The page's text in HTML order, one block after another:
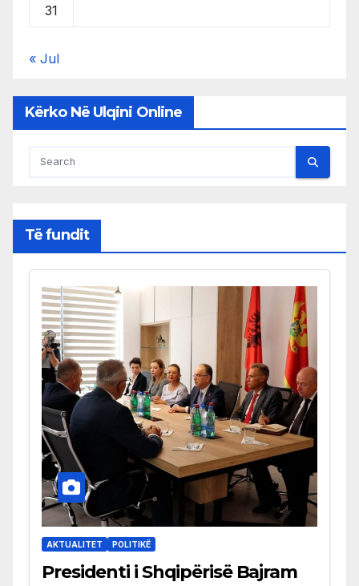
31
« Jul
Kërko Në Ulqini Online
Të fundit
AKTUALITET POLITIKË
Presidenti i Shqipërisë Bajram